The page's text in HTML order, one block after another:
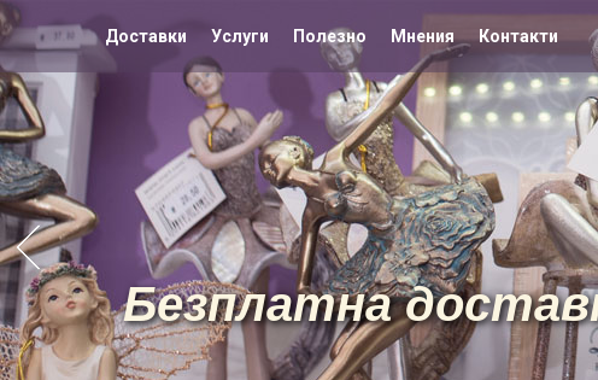
Доставки Услуги Полезно Мнения Контакти
Безплатна